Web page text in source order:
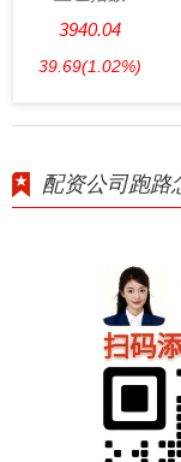
3940.04
39.69(1.02%)
配资公司跑路